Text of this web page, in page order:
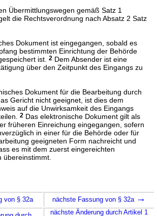
Übermittlungswegen gemäß Satz 1
die Rechtsverordnung nach Absatz 2 Satz
Dokument ist eingegangen, sobald es
bestimmten Einrichtung der Behörde
ist.
2Dem Absender ist eine
über den Zeitpunkt des Eingangs zu
Dokument für die Bearbeitung durch
Gericht nicht geeignet, ist dies dem
auf die Unwirksamkeit des Eingangs
2Das elektronische Dokument gilt als
früheren Einreichung eingegangen, sofern
in einer für die Behörde oder für
geeigneten Form nachreicht und
es mit dem zuerst eingereichten
übereinstimmt.
von § 32a nächste Fassung von § 32a →
nächste Änderung durch Artikel 1